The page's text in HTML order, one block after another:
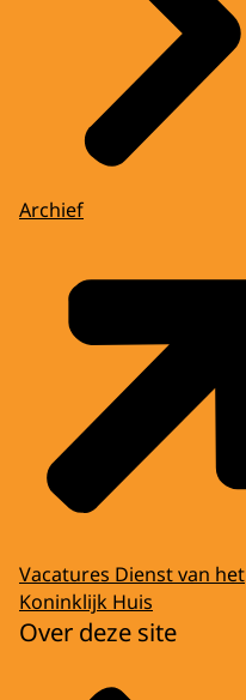
Archief
Vacatures Dienst van het
Koninklijk Huis
Over deze site